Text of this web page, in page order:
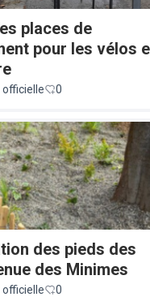
places de
pour les vélos
officielle 0
des pieds des
des Minimes
officielle 0